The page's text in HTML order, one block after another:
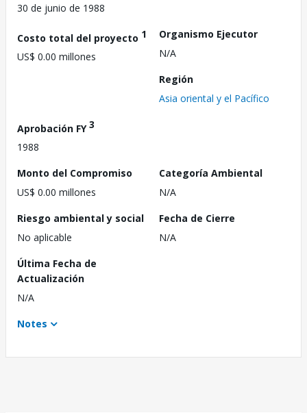
30 de junio de 1988
Costo total del proyecto 1
US$ 0.00 millones
Organismo Ejecutor
N/A
Región
Asia oriental y el Pacífico
Aprobación FY3
1988
Monto del Compromiso
US$ 0.00 millones
Categoría Ambiental
N/A
Riesgo ambiental y social
No aplicable
Fecha de Cierre
N/A
Última Fecha de
Actualización
N/A
Notes